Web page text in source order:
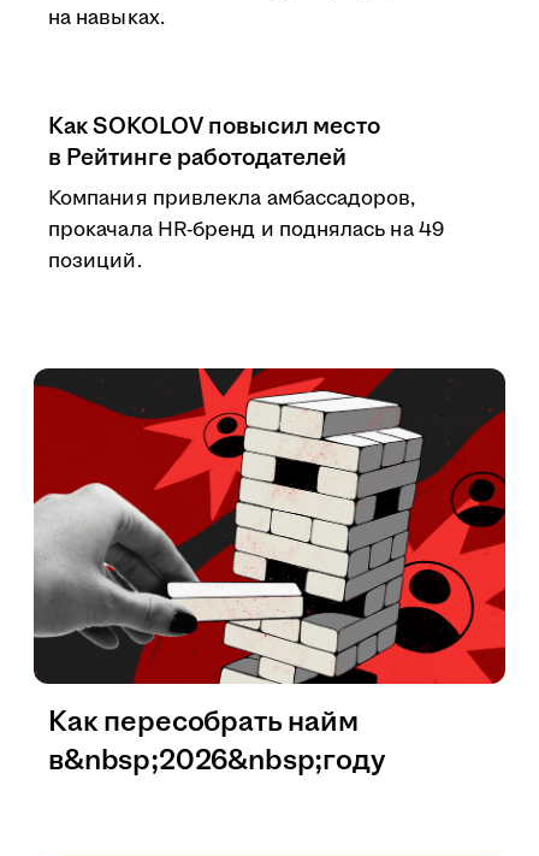
на навыках.
Как SOKOLOV повысил место
в Рейтинге работодателей
Компания привлекла амбассадоров,
прокачала HR-бренд и поднялась на 49
позиций.
Как пересобрать найм
в&nbsp;2026&nbsp;году